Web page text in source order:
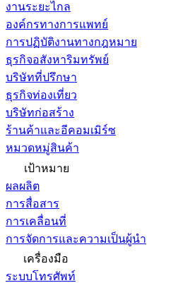
งานระยะไกล
องค์กรทางการแพทย์
การปฏิบัติงานทางกฎหมาย
ธุรกิจอสังหาริมทรัพย์
บริษัทที่ปรึกษา
ธุรกิจท่องเที่ยว
บริษัทก่อสร้าง
ร้านค้าและอีคอมเมิร์ซ
หมวดหมู่สินค้า
เป้าหมาย
ผลผลิต
การสื่อสาร
การเคลื่อนที่
การจัดการและความเป็นผู้นำ
เครื่องมือ
ระบบโทรศัพท์